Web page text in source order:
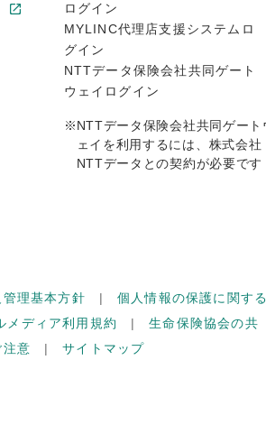
ログイン
MYLINC代理店支援システムロ
グイン
NTTデータ保険会社共同ゲート
ウェイログイン
※NTTデータ保険会社共同ゲート
ェイを利用するには、株式会社
NTTデータとの契約が必要です
理基本方針
個人情報の保護に関する
メディア利用規約
生命保険協会の共
意 サイトマップ